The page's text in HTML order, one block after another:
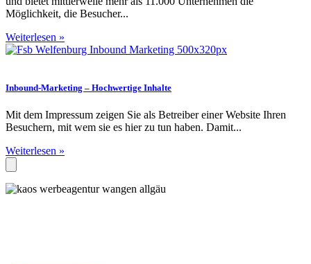
Möglichkeit, die Besucher...
Weiterlesen »
Inbound-Marketing – Hochwertige Inhalte
Mit dem Impressum zeigen Sie als Betreiber einer Website Ihren
Besuchern, mit wem sie es hier zu tun haben. Damit...
Weiterlesen »